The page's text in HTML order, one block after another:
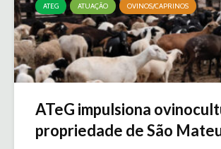
ATEG ATUAÇÃO OVINOS/CAPRINOS
ATeG impulsiona
propriedade de São